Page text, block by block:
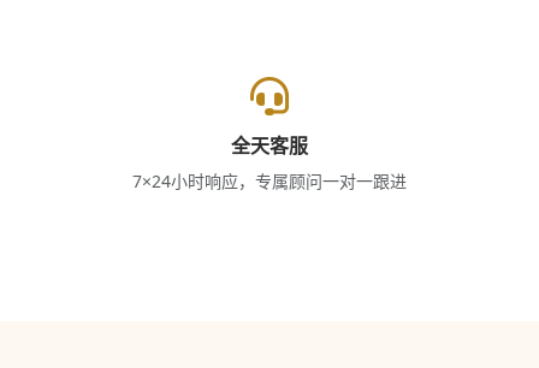
全天客服
7×24小时响应，专属顾问一对一跟进